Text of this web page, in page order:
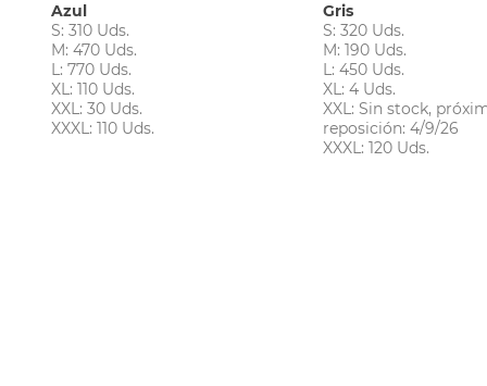
Azul
S: 310 Uds.
M: 470 Uds.
L: 770 Uds.
XL: 110 Uds.
XXL: 30 Uds.
XXXL: 110 Uds.
Gris
S: 320 Uds.
M: 190 Uds.
L: 450 Uds.
XL: 4 Uds.
XXL: Sin stock,
reposición: 4/9/26
XXXL: 120 Uds.